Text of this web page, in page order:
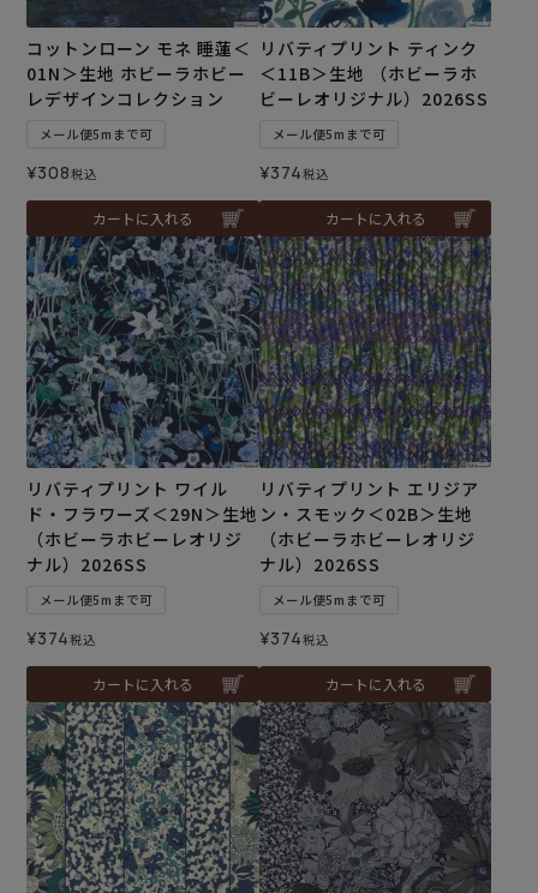
コットンローン モネ 睡蓮＜
01N＞生地 ホビーラホビー
レデザインコレクション
メール便5mまで可
¥308税込
カートに入れる
リバティプリント ティンク
＜11B＞生地 （ホビーラホ
ビーレオリジナル）2026SS
メール便5mまで可
¥374税込
カートに入れる
リバティプリント ワイル
ド・フラワーズ＜29N＞生地
（ホビーラホビーレオリジ
ナル）2026SS
メール便5mまで可
¥374税込
カートに入れる
リバティプリント エリジア
ン・スモック＜02B＞生地
（ホビーラホビーレオリジ
ナル）2026SS
メール便5mまで可
¥374税込
カートに入れる